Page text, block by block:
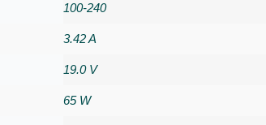
100-240
3.42 A
19.0 V
65 W